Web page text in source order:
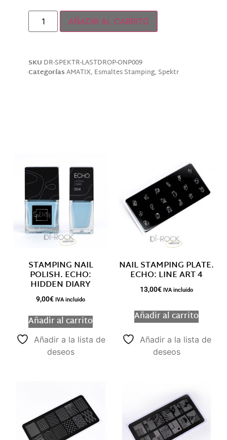
AÑADIR AL CARRITO
SKU DR-SPEKTR-LASTDROP-ONP009
CategoríasAMATIX, Esmaltes Stamping, Spektr
STAMPING NAIL
POLISH. ECHO:
HIDDEN DIARY
9,00€ IVA incluido
Añadir al carrito
Añadir a la lista de
deseos
NAIL STAMPING PLATE.
ECHO: LINE ART 4
13,00€ IVA incluido
Añadir al carrito
Añadir a la lista de
deseos